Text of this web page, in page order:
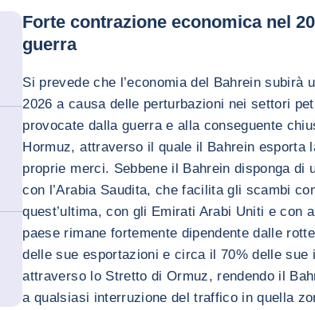
Forte contrazione economica nel
guerra
Si prevede che l’economia del Bahrein subirà
2026 a causa delle perturbazioni nei settori
provocate dalla guerra e alla conseguente
Hormuz, attraverso il quale il Bahrein esporta
proprie merci. Sebbene il Bahrein disponga di
con l’Arabia Saudita, che facilita gli scambi
quest’ultima, con gli Emirati Arabi Uniti e con
paese rimane fortemente dipendente dalle
delle sue esportazioni e circa il 70% delle sue
attraverso lo Stretto di Ormuz, rendendo il
a qualsiasi interruzione del traffico in quella